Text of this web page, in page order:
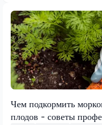
Чем подкормить
плодов - советы